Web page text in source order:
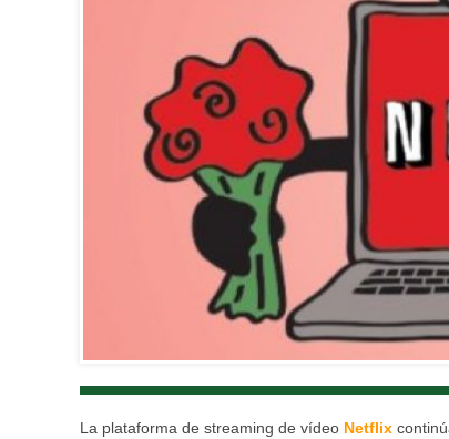
La plataforma de streaming de vídeo Netflix